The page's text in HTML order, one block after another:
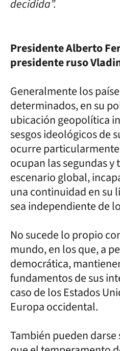
decidida”.
Presidente Alberto
presidente ruso
Generalmente los
determinados, en su
ubicación geopolítica
sesgos ideológicos de
ocurre
ocupan las segundas y
escenario global,
una continuidad en su
sea independiente de
No sucede lo propio
mundo, en los que, a
democrática,
fundamentos de sus
caso de los Estados
Europa occidental.
También pueden